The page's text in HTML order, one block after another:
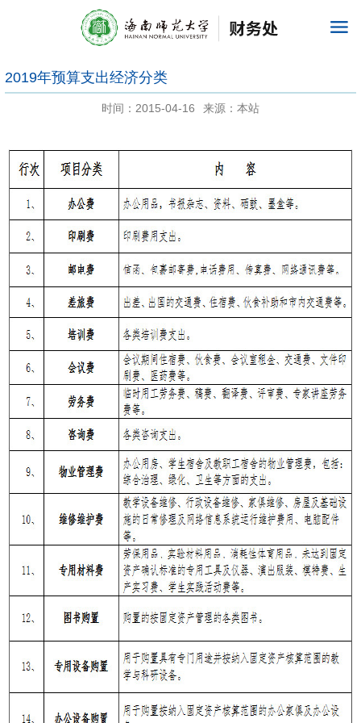
2019年预算支出经济分类
时间：2015-04-16 来源：本站